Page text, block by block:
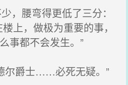
，腰弯得更低了三分：
上，做极为重要的事，
事都不会发生。”
尔爵士……必死无疑。”